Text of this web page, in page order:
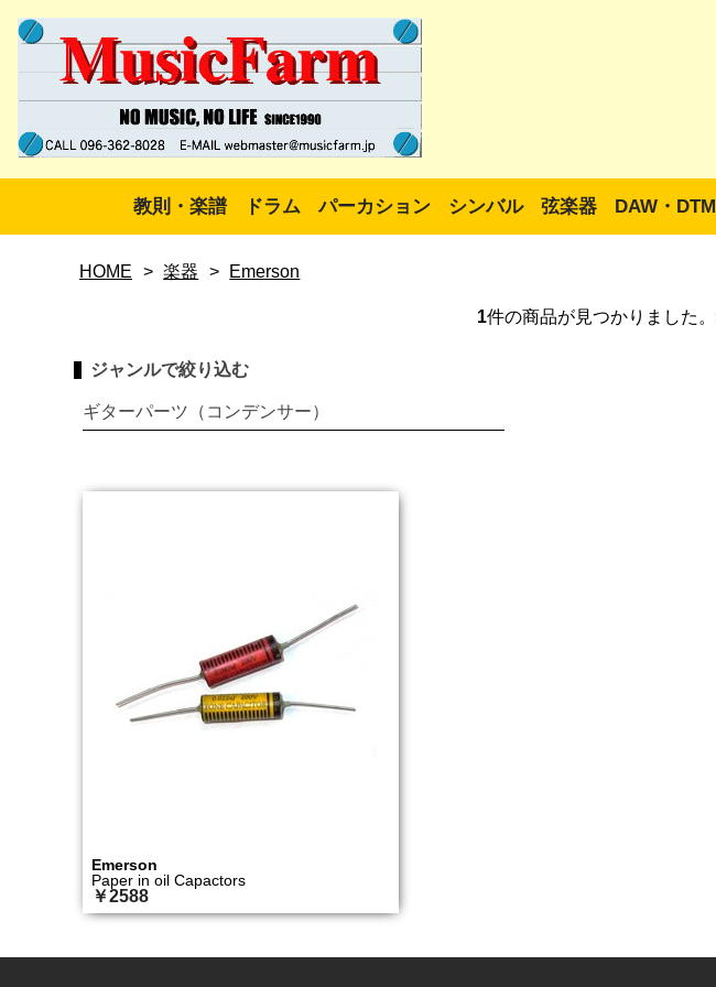
教則・楽譜 ドラム パーカション シンバル 弦楽器 DAW・DTM
HOME > 楽器 > Emerson
1件の商品が見つかりました。
ジャンルで絞り込む
ギターパーツ（コンデンサー）
Emerson
Paper in oil Capactors
￥2588